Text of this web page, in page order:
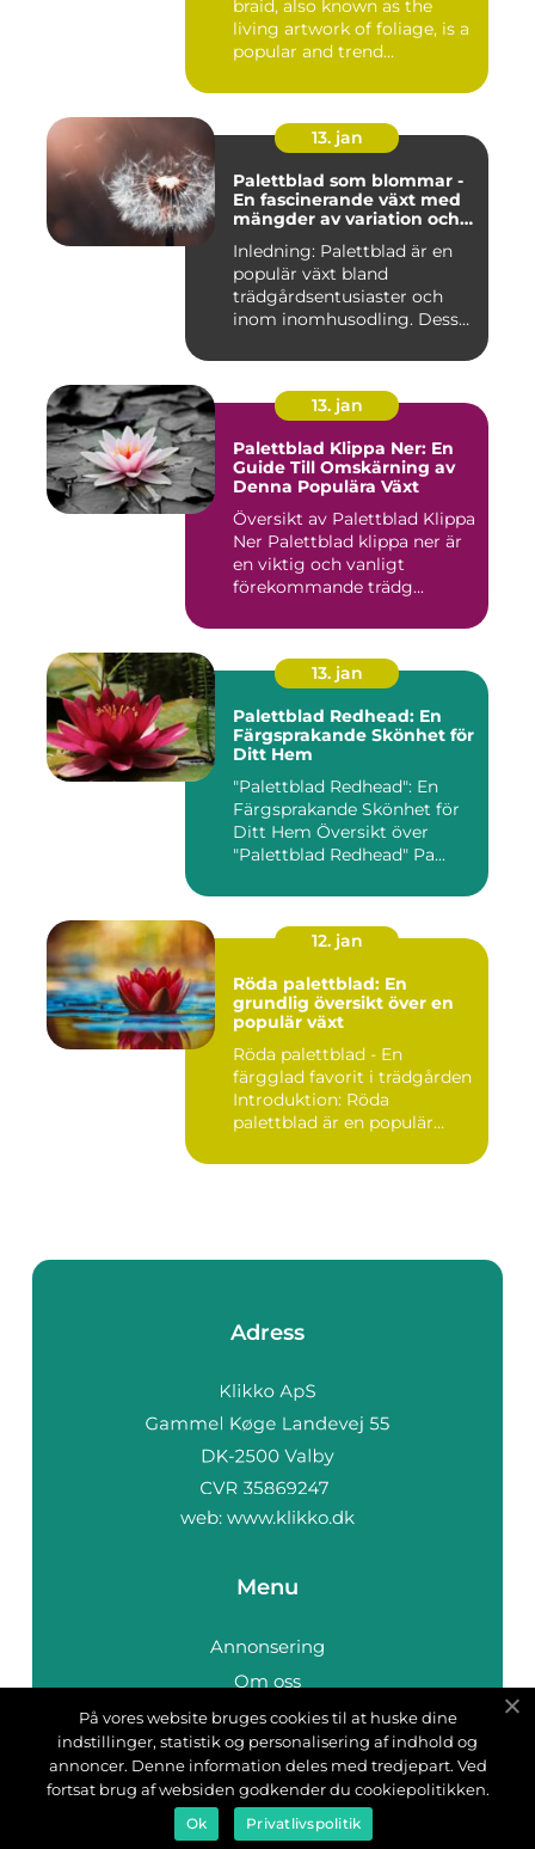
braid, also known as the
living artwork of foliage, is a
popular and trend...
13. jan
Palettblad som blommar -
En fascinerande växt med
mängder av variation och
Inledning: Palettblad är en
populär växt bland
trädgårdsentusiaster och
inom inomhusodling. Dess
13. jan
Palettblad Klippa Ner: En
Guide Till Omskärning av
Denna Populära Växt
Översikt av Palettblad Klippa
Ner Palettblad klippa ner är
en viktig och vanligt
förekommande trädg...
13. jan
Palettblad Redhead: En
Färgsprakande Skönhet för
Ditt Hem
"Palettblad Redhead": En
Färgsprakande Skönhet för
Ditt Hem Översikt över
"Palettblad Redhead" Pa...
12. jan
Röda palettblad: En
grundlig översikt över en
populär växt
Röda palettblad - En
färgglad favorit i trädgården
Introduktion: Röda
palettblad är en populär
Adress
web: www.klikko.dk
Menu
Annonsering
Om oss
Cookies
Kontakta oss
Sitemap
På vores website bruges cookies til at huske dine
indstillinger, statistik og personalisering af indhold og
annoncer. Denne information deles med tredjepart. Ved
fortsat brug af websiden godkender du cookiepolitikken.
Ok Privatlivspolitik